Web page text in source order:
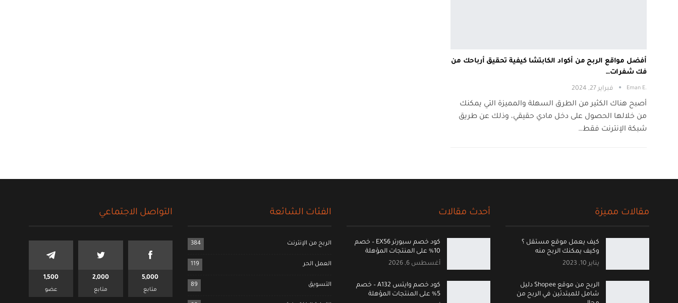
أفضل مواقع الربح من أكواد الكابتشا كيفية تحقيق أرباحك من
فك شفرات…
.Eman E فبراير 27, 2024
أصبح هناك الكثير من الطرق السهلة والمميزة التي يمكنك
من خلالها الحصول على دخل مادي حقيقي، وذلك عن طريق
شبكة الإنترنت فقط…
مقالات مميزة
كيف يعمل موقع مستقل ؟
وكيف يمكنك الربح منه
يناير 10, 2023
الربح من موقع Shopee دليل
شامل للمبتدئين في الربح من
أحدث مقالات
كود خصم سبورتر EX56 – خصم
10% على المنتجات المؤهلة
أغسطس 6, 2026
كود خصم وايتس A132 – خصم
5% على المنتجات المؤهلة
الفئات الشائعة
الربح من الإنترنت 384
العمل الحر 119
التسويق 89
التواصل الاجتماعي
5,000
متابع
2,000
متابع
1,500
عضو